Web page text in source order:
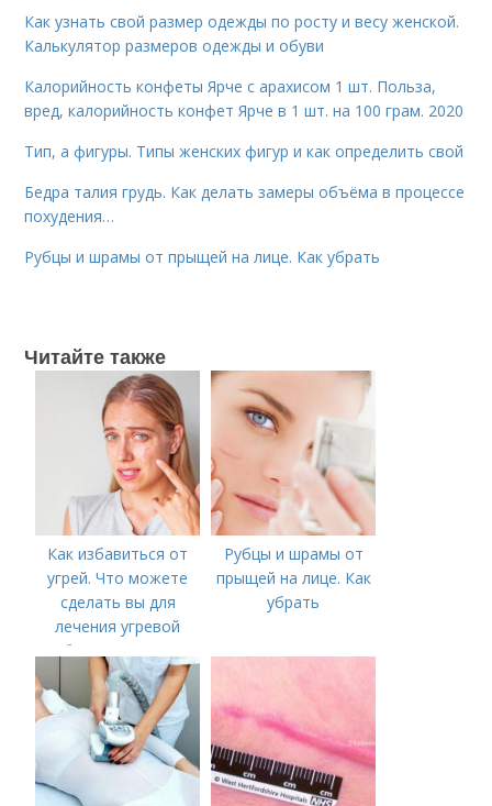
Как узнать свой размер одежды по росту и весу женской.
Калькулятор размеров одежды и обуви
Калорийность конфеты Ярче с арахисом 1 шт. Польза,
вред, калорийность конфет Ярче в 1 шт. на 100 грам. 2020
Тип, а фигуры. Типы женских фигур и как определить свой
Бедра талия грудь. Как делать замеры объёма в процессе
похудения…
Рубцы и шрамы от прыщей на лице. Как убрать
Читайте также
Как избавиться от
угрей. Что можете
сделать вы для
лечения угревой
болезни (акне)
Рубцы и шрамы от
прыщей на лице. Как
убрать